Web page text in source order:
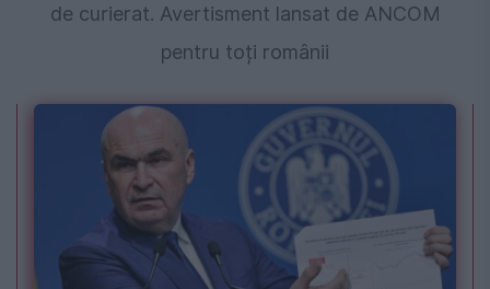
de curierat. Avertisment lansat de ANCOM
pentru toți românii